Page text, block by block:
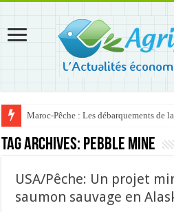
Maroc-Pêche : Les débarquements de
Tag Archives: Pebble Mine
USA/Pêche: Un projet
saumon sauvage en